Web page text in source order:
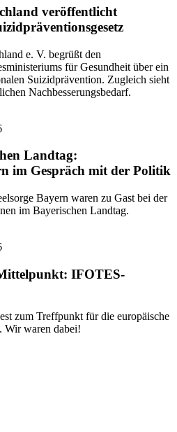
veröffentlicht
e. V. begrüßt den
für Gesundheit über ein
Suizidprävention. Zugleich sieht
Nachbesserungsbedarf.
Landtag:
im Gespräch mit der Politik
Bayern waren zu Gast bei der
im Bayerischen Landtag.
IFOTES-
zum Treffpunkt für die europäische
Wir waren dabei!